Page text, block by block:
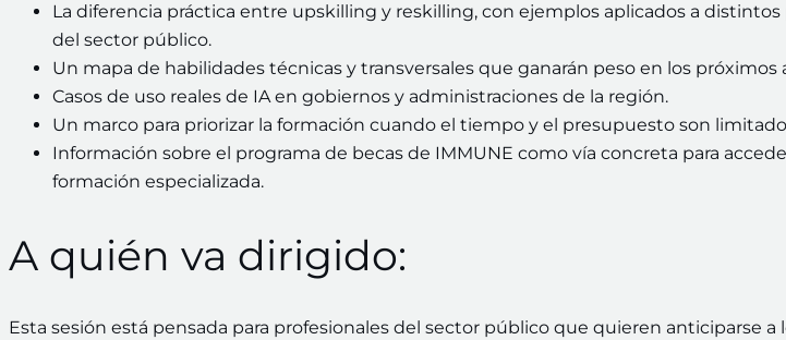
La diferencia práctica entre upskilling y reskilling, con ejemplos aplicados a distintos
del sector público.
Un mapa de habilidades técnicas y transversales que ganarán peso en los próximos
Casos de uso reales de IA en gobiernos y administraciones de la región.
Un marco para priorizar la formación cuando el tiempo y el presupuesto son
Información sobre el programa de becas de IMMUNE como vía concreta para
formación especializada.
A quién va dirigido:
Esta sesión está pensada para profesionales del sector público que quieren anticiparse a